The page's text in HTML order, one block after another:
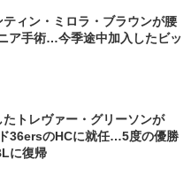
ィン・ミロラ・ブラウンが腰
ア手術…今季途中加入したビッ
トレヴァー・グリーソンが
36ersのHCに就任…5度の優勝
に復帰